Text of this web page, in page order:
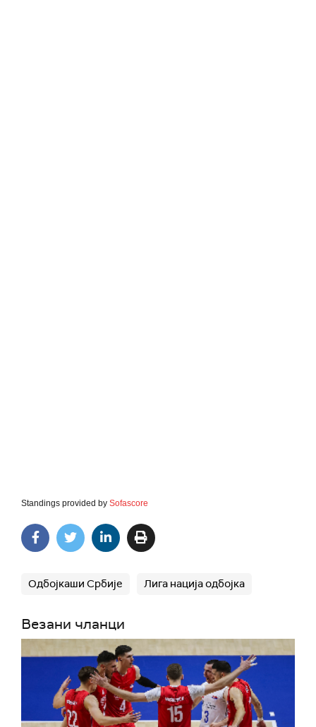
Standings provided by Sofascore
Одбојкаши Србије Лига нација одбојка
Везани чланци